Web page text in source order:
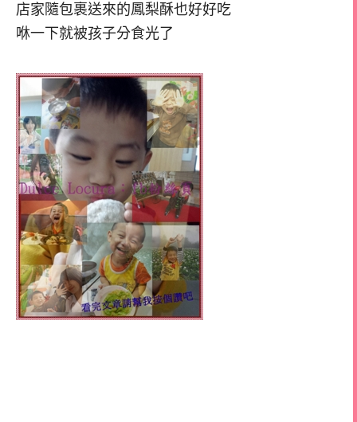
店家隨包裹送來的鳳梨酥也好好吃
咻一下就被孩子分食光了